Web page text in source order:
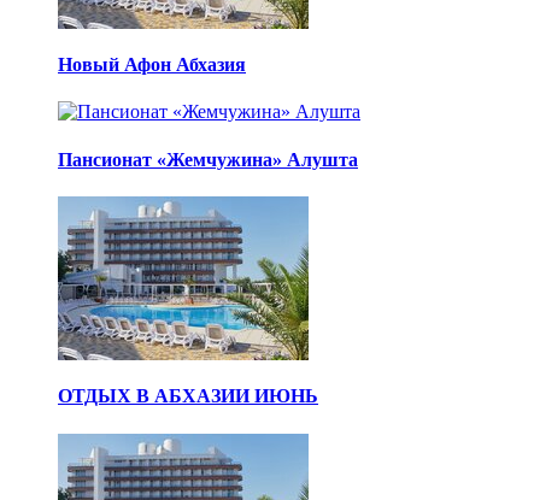
Новый Афон Абхазия
Пансионат «Жемчужина» Алушта
ОТДЫХ В АБХАЗИИ ИЮНЬ